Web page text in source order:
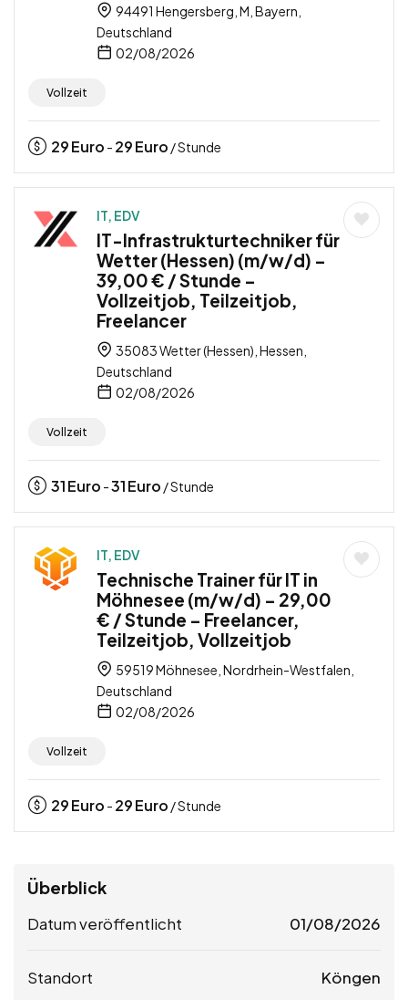
94491 Hengersberg, M, Bayern,
Deutschland
02/08/2026
Vollzeit
29Euro - 29Euro / Stunde
IT, EDV
IT-Infrastrukturtechniker für
Wetter (Hessen) (m/w/d) –
39,00 € / Stunde –
Vollzeitjob, Teilzeitjob,
Freelancer
35083 Wetter (Hessen), Hessen,
Deutschland
02/08/2026
Vollzeit
31Euro -31Euro / Stunde
IT, EDV
Technische Trainer für IT in
Möhnesee (m/w/d) – 29,00
€ / Stunde – Freelancer,
Teilzeitjob, Vollzeitjob
59519 Möhnesee, Nordrhein-Westfalen,
Deutschland
02/08/2026
Vollzeit
29Euro - 29Euro / Stunde
Überblick
Datum veröffentlicht 01/08/2026
Standort Köngen